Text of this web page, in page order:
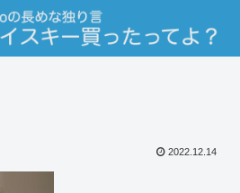
2022.12.14